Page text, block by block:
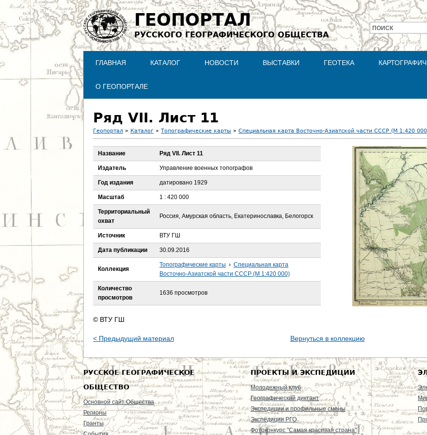
Jump to navigation
ГЕОПОРТАЛ
РУССКОГО ГЕОГРАФИЧЕСКОГО ОБЩЕСТВА
Форма
поиска
ПОИСК
ГЛАВНАЯ КАТАЛОГ НОВОСТИ ВЫСТАВКИ ГЕОТЕКА
О ГЕОПОРТАЛЕ
Ряд VII. Лист 11
В
ы
д
е
с
ь
Геопортал » Каталог » Топографические карты » Специальная карта Восточно-Азиатской части СССР (М 1:420
Название Ряд VII. Лист 11
Издатель Управление военных топографов
Год издания датировано 1929
Масштаб 1 : 420 000
Территориальный
охват
Россия, Амурская область, Екатеринославка, Белогорск
Источник ВТУ ГШ
Дата публикации 30.09.2016
Коллекция
Топографические карты › Специальная карта
Восточно-Азиатской части СССР (М 1:420 000)
Количество
просмотров
1636 просмотров
© ВТУ ГШ
< Предыдущий материал Вернуться в коллекцию
РУССКОЕ ГЕОГРАФИЧЕСКОЕ
ОБЩЕСТВО
Основной сайт Общества
Регионы
Гранты
ПРОЕКТЫ И ЭКСПЕДИЦИИ
Молодежный клуб
Географический диктант
Экспедиции и профильные смены
Экспедиции РГО
Фотоконкурс "Самая красивая страна"